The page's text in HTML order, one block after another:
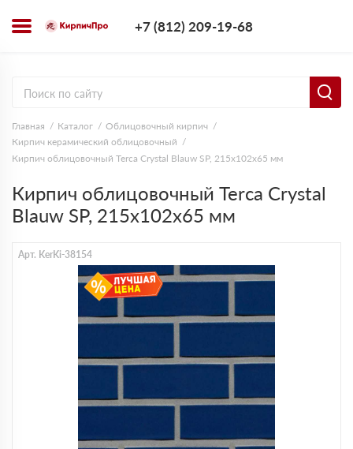
+7 (812) 209-19-68
Главная Каталог
Облицовочный кирпич
Кирпич керамический облицовочный
Кирпич облицовочный Terca Crystal Blauw SP, 215х102х65 мм
Кирпич облицовочный Terca Crystal
Blauw SP, 215х102х65 мм
Арт. KerKi-38154